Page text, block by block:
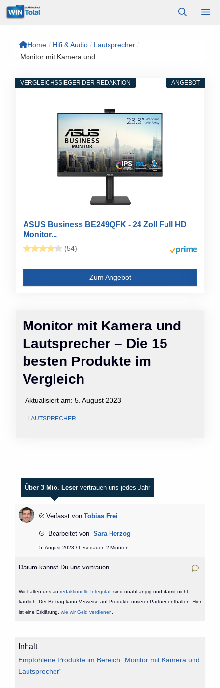
Zum
Inhalt
Home / Hifi & Audio / Lautsprecher /
Monitor mit Kamera und...
Monitor mit Kamera und
Lautsprecher – Die 15
besten Produkte im
Vergleich
Aktualisiert am: 5. August 2023
LAUTSPRECHER
ANGEBOT
VERGLEICHSSIEGER DER REDAKTION
ASUS Business BE249QFK - 24 Zoll Full HD
Monitor...
(54)
Zum Angebot
Über 3 Mio. Leser vertrauen uns jedes Jahr
Verfasst von Tobias Frei
Bearbeitet von Sara Herzog
5. August 2023 / Lesedauer: 2 Minuten
Darum kannst Du uns vertrauen
Wir halten uns an redaktionelle Integrität, sind unabhängig und damit nicht
käuflich. Der Beitrag kann Verweise auf Produkte unserer Partner enthalten. Hier
ist eine Erklärung, wie wir Geld verdienen
Inhalt
Empfohlene Produkte im Bereich „Monitor mit Kamera und
Lautsprecher“